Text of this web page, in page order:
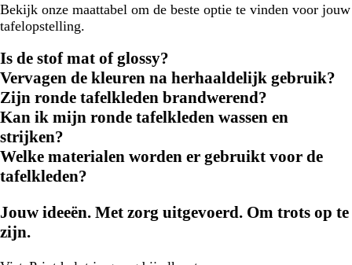
Bekijk onze maattabel om de beste optie te vinden voor jouw
tafelopstelling.
Is de stof mat of glossy?
Vervagen de kleuren na herhaaldelijk gebruik?
Zijn ronde tafelkleden brandwerend?
Kan ik mijn ronde tafelkleden wassen en
strijken?
Welke materialen worden er gebruikt voor de
tafelkleden?
Jouw ideeën. Met zorg uitgevoerd. Om trots op te
zijn.